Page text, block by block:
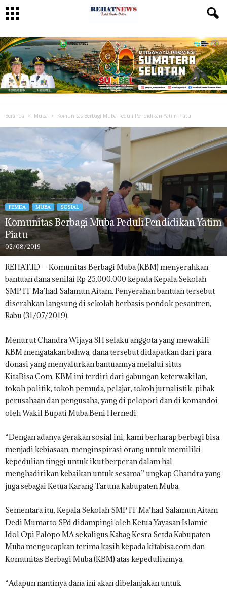
Beranda Muba Komunitas Berbagi Muba Peduli Pendidikan Yatim Piatu
PEMDA MUBA SOSIAL
Komunitas Berbagi Muba Peduli Pendidikan Yatim
Piatu
02/08/2019
REHAT.ID – Komunitas Berbagi Muba (KBM) menyerahkan
bantuan dana senilai Rp 25.000.000 kepada Kepala Sekolah
SMP IT Ma’had Salamun Aitam. Penyerahan bantuan tersebut
diserahkan langsung di sekolah berbasis pondok pesantren,
Rabu (31/07/2019).
Menurut Chandra Wijaya SH selaku anggota yang mewakili
KBM mengatakan bahwa, dana tersebut didapatkan dari para
donasi yang menyalurkan bantuannya melalui situs
KitaBisa.Com, KBM ini terdiri dari gabungan keterwakilan,
tokoh politik, tokoh pemuda, pelajar, tokoh jurnalistik, pihak
perusahaan dan pengusaha, yang di pelopori dan di komandoi
oleh Wakil Bupati Muba Beni Hernedi.
“Dengan adanya gerakan sosial ini, kami berharap berbagi bisa
menjadi kebiasaan, menginspirasi orang untuk memiliki
kepedulian tinggi untuk ikut berperan dalam hal
menghadirikan kebaikan untuk sesama,” ungkap Chandra yang
juga sebagai Ketua Karang Taruna Kabupaten Muba.
Sementara itu, Kepala Sekolah SMP IT Ma’had Salamun Aitam
Dedi Mumarto SPd didampingi oleh Ketua Yayasan Islamic
Idol Opi Palopo MA sekaligus Kabag Kesra Setda Kabupaten
Muba mengucapkan terima kasih kepada kitabisa.com dan
Komunitas Berbagi Muba (KBM) atas kepeduliannya.
“Adapun nantinya dana ini akan dibelanjakan untuk